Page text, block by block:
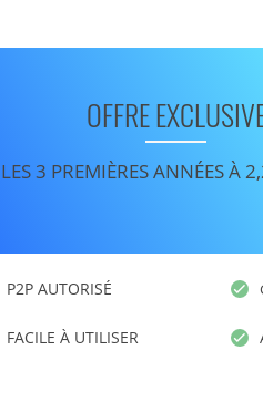
OFFRE
LES 3 PREMIÈRES ANNÉES À
P2P AUTORISÉ
FACILE À UTILISER